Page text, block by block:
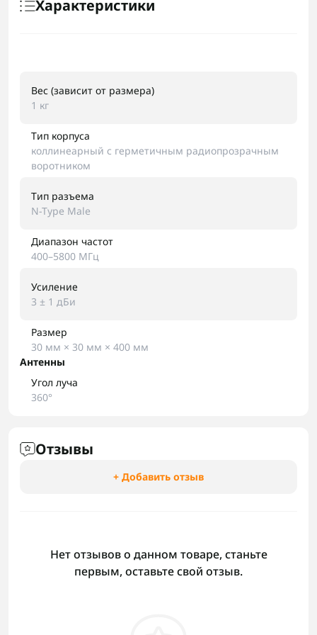
Характеристики
Вес (зависит от размера)
1 кг
Тип корпуса
коллинеарный с герметичным радиопрозрачным
воротником
Тип разъема
N-Type Male
Диапазон частот
400–5800 МГц
Усиление
3 ± 1 дБи
Размер
30 мм × 30 мм × 400 мм
Антенны
Угол луча
360°
Отзывы
+ Добавить отзыв
Нет отзывов о данном товаре, станьте
первым, оставьте свой отзыв.